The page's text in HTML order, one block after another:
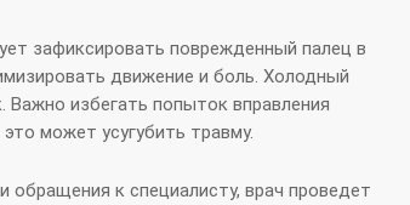
зафиксировать поврежденный палец в
движение и боль. Холодный
избегать попыток вправления
может усугубить травму.
к специалисту, врач проведет